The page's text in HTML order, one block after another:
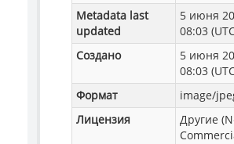
Metadata last
updated
5 июня
08:03
Создано
5 июня
08:03
Формат
image/
Лицензия
Другие